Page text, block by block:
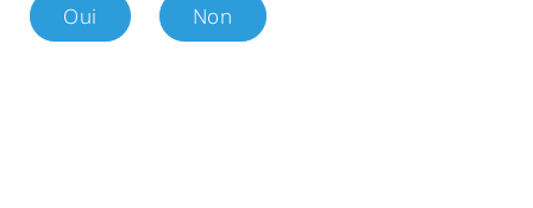
Oui Non